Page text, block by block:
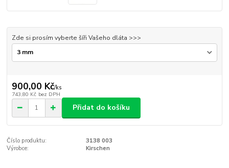
Zde si prosím vyberte šíři Vašeho dláta >>>
900,00 Kč/ks
743,80 Kč bez DPH
Přidat do košíku
Číslo produktu:
3138 003
Výrobce:
Kirschen